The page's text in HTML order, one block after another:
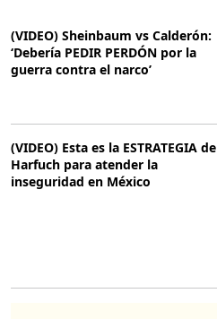
(VIDEO) Sheinbaum vs Calderón:
‘Debería PEDIR PERDÓN por la
guerra contra el narco’
(VIDEO) Esta es la ESTRATEGIA de
Harfuch para atender la
inseguridad en México